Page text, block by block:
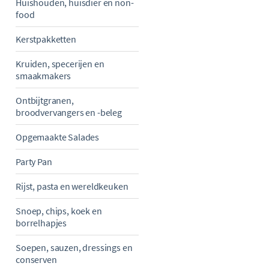
Huishouden, huisdier en non-
food
Kerstpakketten
Kruiden, specerijen en
smaakmakers
Ontbijtgranen,
broodvervangers en -beleg
Opgemaakte Salades
Party Pan
Rijst, pasta en wereldkeuken
Snoep, chips, koek en
borrelhapjes
Soepen, sauzen, dressings en
conserven